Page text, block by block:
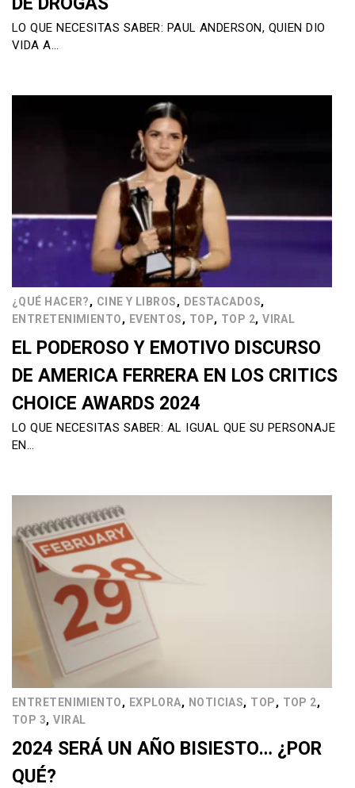
LO QUE NECESITAS SABER: PAUL ANDERSON, QUIEN DIO
VIDA A…
¿QUÉ HACER?, CINE Y LIBROS, DESTACADOS,
ENTRETENIMIENTO, EVENTOS, TOP, TOP 2,VIRAL
EL PODEROSO Y EMOTIVO DISCURSO
DE AMERICA FERRERA EN LOS CRITICS
CHOICE AWARDS 2024
LO QUE NECESITAS SABER: AL IGUAL QUE SU PERSONAJE
EN…
ENTRETENIMIENTO, EXPLORA, NOTICIAS, TOP, TOP 2,
TOP 3,VIRAL
2024 SERÁ UN AÑO BISIESTO… ¿POR
QUÉ?